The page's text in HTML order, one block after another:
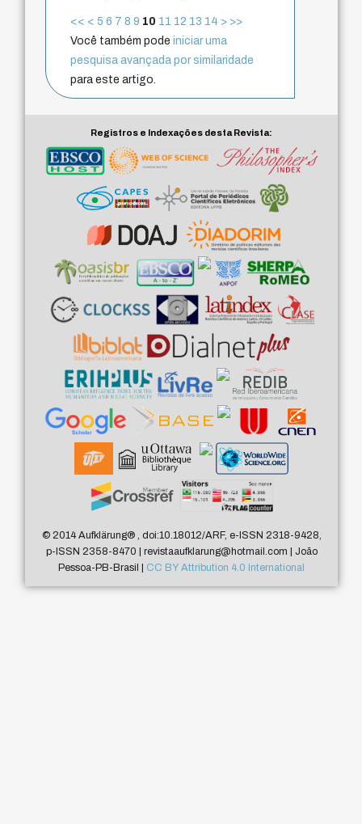
<< < 5 6 7 8 9 10 11 12 13 14 > >>
Você também podeiniciar uma
pesquisa avançada por similaridade
para este artigo.
Registros e Indexações desta Revista:
© 2014 Aufklärung®, doi:10.18012/ARF, e-ISSN 2318-9428,
p-ISSN 2358-8470 | revistaaufklarung@hotmail.com | João
Pessoa-PB-Brasil | CC BY Attribution 4.0 International